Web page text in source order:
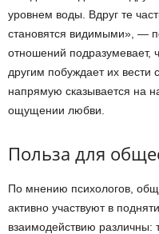
уровнем воды. Вдруг те
становятся видимыми», —
отношений подразумевает,
другим побуждает их
напрямую сказывается на
ощущении любви.
Польза для
По мнению психологов,
активно участвуют в
взаимодействию различны: